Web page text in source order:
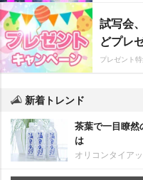
試写会
どプレ
プレゼント
新着トレンド
茶葉で一目瞭然
は
オリコンタイア